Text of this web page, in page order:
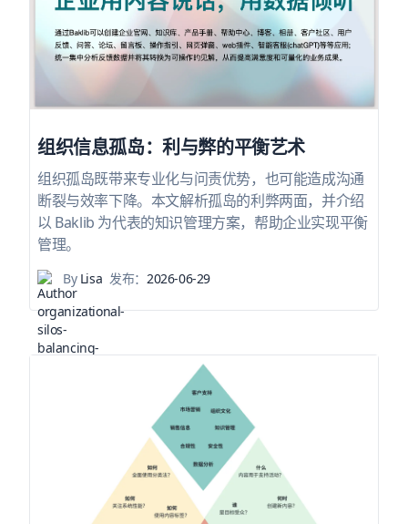
组织信息孤岛：利与弊的平衡艺术
组织孤岛既带来专业化与问责优势，也可能造成沟通
断裂与效率下降。本文解析孤岛的利弊两面，并介绍
以 Baklib 为代表的知识管理方案，帮助企业实现平衡
管理。
ByLisa 发布： 2026-06-29